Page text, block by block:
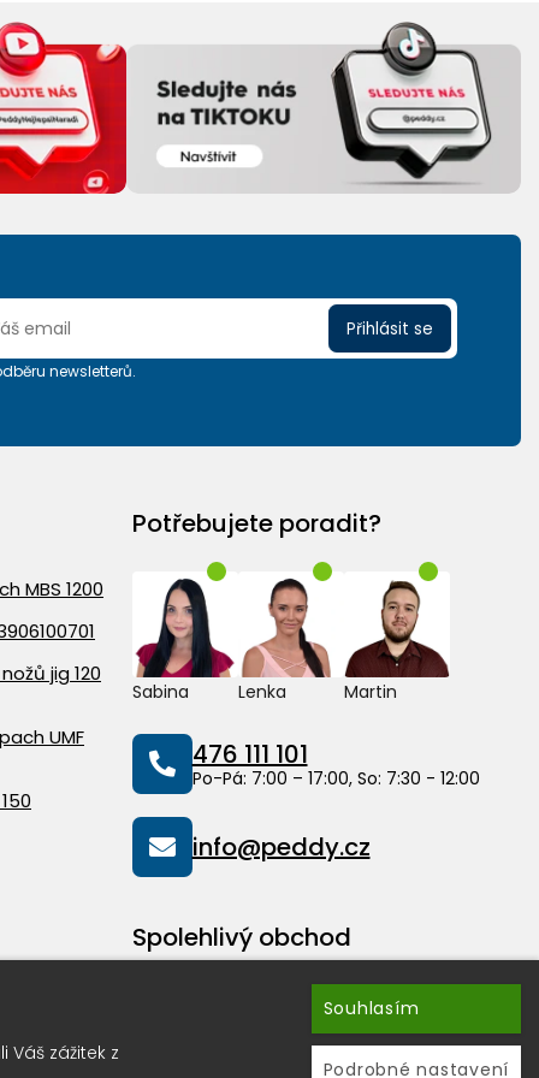
Přihlásit se
newsletterů.
MBS 1200
jig 120
UMF
Potřebujete poradit?
Sabina Lenka Martin
476 111 101
Po-Pá: 7:00 – 17:00, So: 7:30 - 12:00
info@peddy.cz
Spolehlivý obchod
zážitek z
Souhlasím
Podrobné nastavení